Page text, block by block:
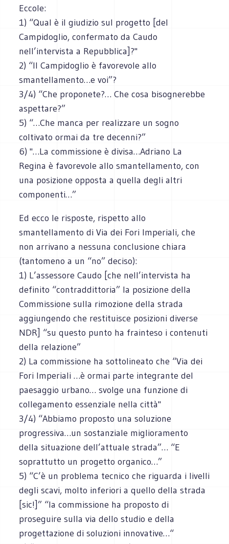
Eccole:
1) “Qual è il giudizio sul progetto [del
Campidoglio, confermato da Caudo
nell’intervista a Repubblica]?"
2) “Il Campidoglio è favorevole allo
smantellamento…e voi”?
3/4) “Che proponete?… Che cosa bisognerebbe
aspettare?”
5) “…Che manca per realizzare un sogno
coltivato ormai da tre decenni?”
6) "…La commissione è divisa…Adriano La
Regina è favorevole allo smantellamento, con
una posizione opposta a quella degli altri
componenti…”
Ed ecco le risposte, rispetto allo
smantellamento di Via dei Fori Imperiali, che
non arrivano a nessuna conclusione chiara
(tantomeno a un “no” deciso):
1) L’assessore Caudo [che nell’intervista ha
definito “contraddittoria” la posizione della
Commissione sulla rimozione della strada
aggiungendo che restituisce posizioni diverse
NDR] “su questo punto ha frainteso i contenuti
della relazione”
2) La commissione ha sottolineato che “Via dei
Fori Imperiali …è ormai parte integrante del
paesaggio urbano… svolge una funzione di
collegamento essenziale nella città"
3/4) “Abbiamo proposto una soluzione
progressiva…un sostanziale miglioramento
della situazione dell’attuale strada”… “E
soprattutto un progetto organico…”
5) “C’è un problema tecnico che riguarda i livelli
degli scavi, molto inferiori a quello della strada
[sic!]” “la commissione ha proposto di
proseguire sulla via dello studio e della
progettazione di soluzioni innovative…“